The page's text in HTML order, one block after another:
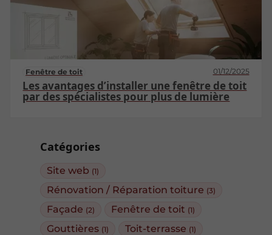
Catégories
Site web (1)
Rénovation / Réparation toiture (3)
Façade (2) Fenêtre de toit (1)
Gouttières (1) Toit-terrasse (1)
Fenêtre de toit 01/12/2025
Les avantages d’installer une fenêtre de toit
par des spécialistes pour plus de lumière